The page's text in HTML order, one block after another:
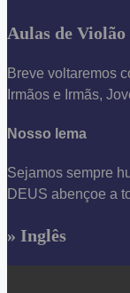
Aulas de Violão
Breve voltaremos
Irmãos e Irmãs,
Nosso lema
Sejamos sempre
DEUS abençoe a
» Inglês